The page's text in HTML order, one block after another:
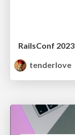
RailsConf 2023
tenderlove